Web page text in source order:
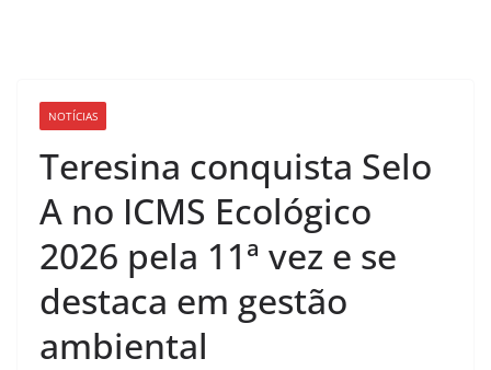
NOTÍCIAS
Teresina conquista Selo
A no ICMS Ecológico
2026 pela 11ª vez e se
destaca em gestão
ambiental